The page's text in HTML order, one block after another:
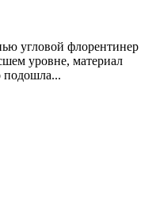
угловой флорентинер
уровне, материал